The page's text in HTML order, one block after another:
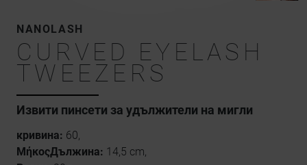
NANOLASH
CURVED EYELASH
TWEEZERS
Извити пинсети за удължители на мигли
кривина: 60,
ΜήκοςДължина: 14,5 cm,